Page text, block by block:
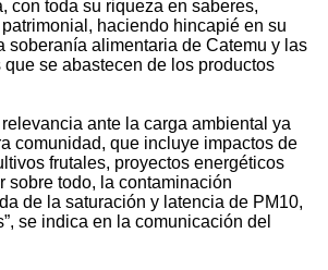
con toda su riqueza en saberes,
haciendo hincapié en su
soberanía alimentaria de Catemu y las
se abastecen de los productos
ante la carga ambiental ya
comunidad, que incluye impactos de
frutales, proyectos energéticos
sobre todo, la contaminación
de la saturación y latencia de PM10,
se indica en la comunicación del